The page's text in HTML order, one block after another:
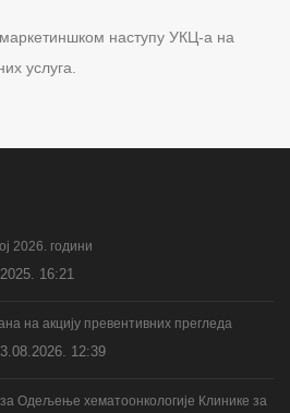
наступу УКЦ-а на
услуга.
2026. години
16:21
на акцију превентивних прегледа
12:39
Одељење хематоонкологије Клинике за